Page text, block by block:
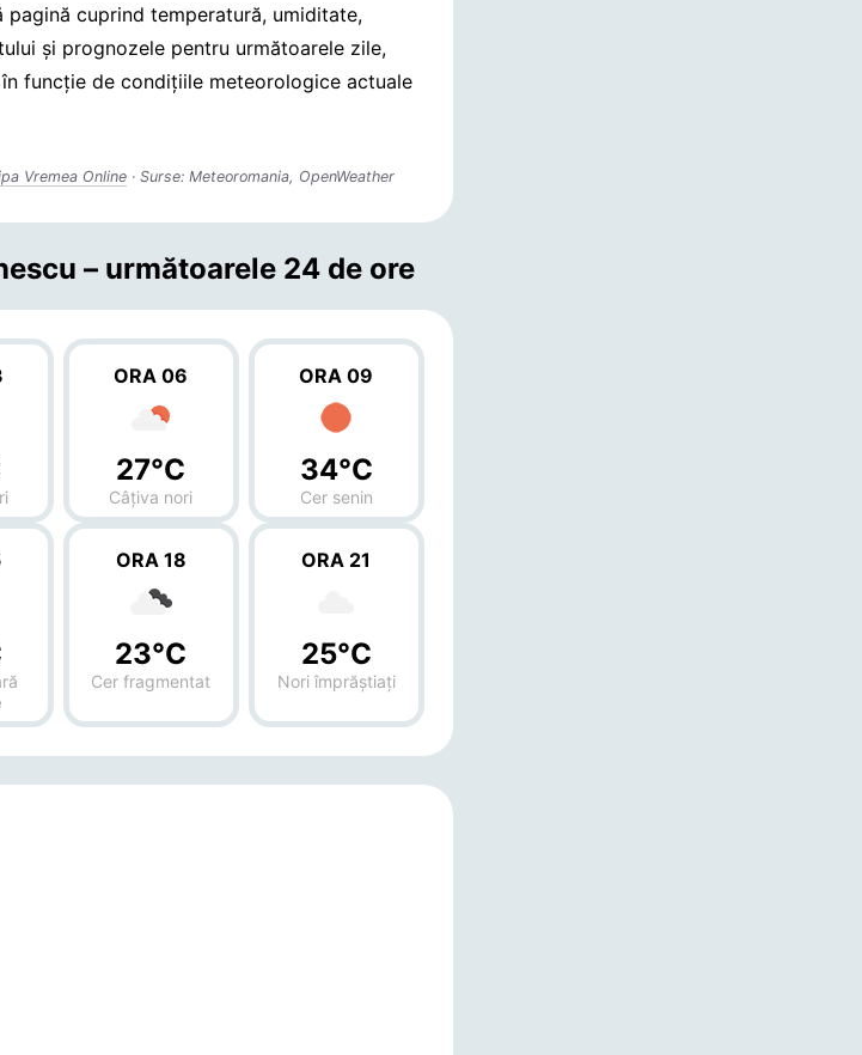
cuprind temperatură, umiditate,
și prognozele pentru următoarele zile,
funcție de condițiile meteorologice actuale
Vremea Online · Surse: Meteoromania, OpenWeather
– următoarele 24 de ore
ORA 06
27°C
Câțiva nori
ORA 09
34°C
Cer senin
ORA 18
23°C
Cer fragmentat
ORA 21
25°C
Nori împrăștiați